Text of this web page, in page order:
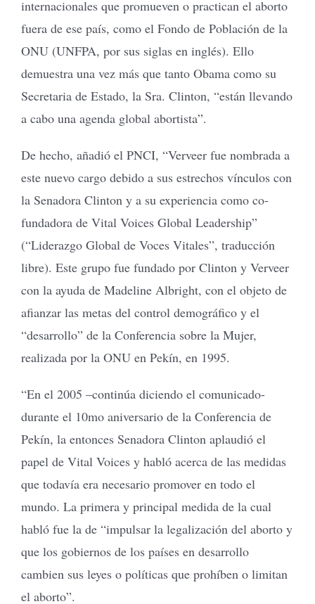
internacionales que promueven o practican el aborto
fuera de ese país, como el Fondo de Población de la
ONU (UNFPA, por sus siglas en inglés). Ello
demuestra una vez más que tanto Obama como su
Secretaria de Estado, la Sra. Clinton, “están llevando
a cabo una agenda global abortista”.
De hecho, añadió el PNCI, “Verveer fue nombrada a
este nuevo cargo debido a sus estrechos vínculos con
la Senadora Clinton y a su experiencia como co-
fundadora de Vital Voices Global Leadership”
(“Liderazgo Global de Voces Vitales”, traducción
libre). Este grupo fue fundado por Clinton y Verveer
con la ayuda de Madeline Albright, con el objeto de
afianzar las metas del control demográfico y el
“desarrollo” de la Conferencia sobre la Mujer,
realizada por la ONU en Pekín, en 1995.
“En el 2005 –continúa diciendo el comunicado-
durante el 10mo aniversario de la Conferencia de
Pekín, la entonces Senadora Clinton aplaudió el
papel de Vital Voices y habló acerca de las medidas
que todavía era necesario promover en todo el
mundo. La primera y principal medida de la cual
habló fue la de “impulsar la legalización del aborto y
que los gobiernos de los países en desarrollo
cambien sus leyes o políticas que prohíben o limitan
el aborto”.